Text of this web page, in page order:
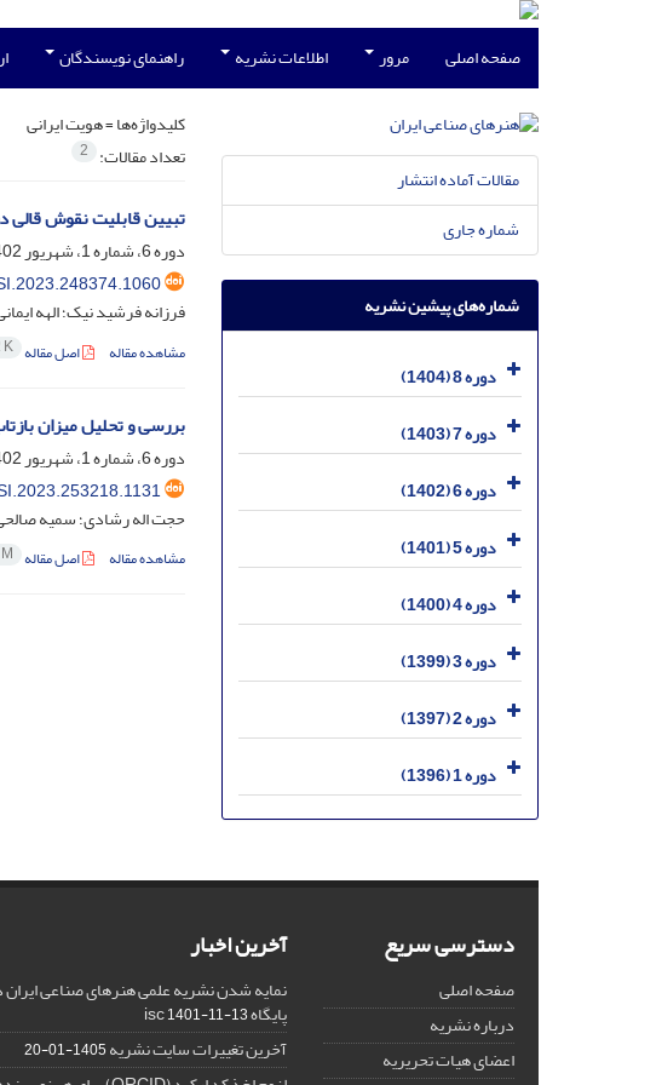
صفحه اصلی مرور اطلاعات نشریه راهنمای نویسندگان
کلیدواژه‌ها =هویت ایرانی
تعداد مقالات: 2
تبیین قابلیت نقوش قالی
دوره 6، شماره 1، شهریور 1402، صفحه
فرزانه فرشید نیک؛ الهه
مشاهده مقاله اصل مقاله
بررسی و تحلیل میزان
دوره 6، شماره 1، شهریور 1402، صفحه
حجت اله رشادی؛ سمیه
مشاهده مقاله اصل مقاله
مقالات آماده انتشار
شماره جاری
شماره‌های پیشین نشریه
دوره 8 (1404)
دوره 7 (1403)
دوره 6 (1402)
دوره 5 (1401)
دوره 4 (1400)
دوره 3 (1399)
دوره 2 (1397)
دوره 1 (1396)
دسترسی سریع
صفحه اصلی
درباره نشریه
اعضای هیات تحریریه
آخرین اخبار
نمایه شدن نشریه علمی هنرهای صناعی ایران
پایگاه isc1401-11-13
آخرین تغییرات سایت نشریه1405-01-20